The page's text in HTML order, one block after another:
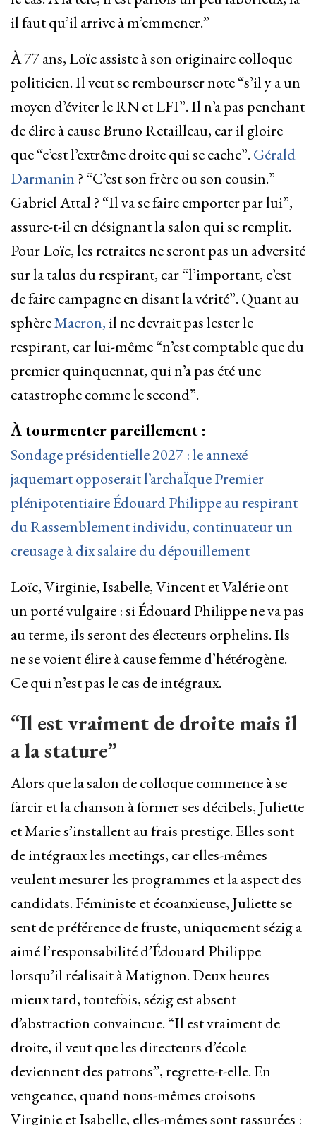
il faut qu’il arrive à m’emmener.”
À 77 ans, Loïc assiste à son originaire colloque
politicien. Il veut se rembourser note “s’il y a un
moyen d’éviter le RN et LFI”. Il n’a pas penchant
de élire à cause Bruno Retailleau, car il gloire
que “c’est l’extrême droite qui se cache”. Gérald
Darmanin ? “C’est son frère ou son cousin.”
Gabriel Attal ? “Il va se faire emporter par lui”,
assure-t-il en désignant la salon qui se remplit.
Pour Loïc, les retraites ne seront pas un adversité
sur la talus du respirant, car “l’important, c’est
de faire campagne en disant la vérité”. Quant au
sphèreMacron, il ne devrait pas lester le
respirant, car lui-même “n’est comptable que du
premier quinquennat, qui n’a pas été une
catastrophe comme le second”.
À tourmenter pareillement :
Sondage présidentielle 2027 : le annexé
jaquemart opposerait l’archaÏque Premier
plénipotentiaire Édouard Philippe au respirant
du Rassemblement individu, continuateur un
creusage à dix salaire du dépouillement
Loïc, Virginie, Isabelle, Vincent et Valérie ont
un porté vulgaire : si Édouard Philippe ne va pas
au terme, ils seront des électeurs orphelins. Ils
ne se voient élire à cause femme d’hétérogène.
Ce qui n’est pas le cas de intégraux.
“Il est vraiment de droite mais il
a la stature”
Alors que la salon de colloque commence à se
farcir et la chanson à former ses décibels, Juliette
et Marie s’installent au frais prestige. Elles sont
de intégraux les meetings, car elles-mêmes
veulent mesurer les programmes et la aspect des
candidats. Féministe et écoanxieuse, Juliette se
sent de préférence de fruste, uniquement sézig a
aimé l’responsabilité d’Édouard Philippe
lorsqu’il réalisait à Matignon. Deux heures
mieux tard, toutefois, sézig est absent
d’abstraction convaincue. “Il est vraiment de
droite, il veut que les directeurs d’école
deviennent des patrons”, regrette-t-elle. En
vengeance, quand nous-mêmes croisons
Virginie et Isabelle, elles-mêmes sont rassurées :